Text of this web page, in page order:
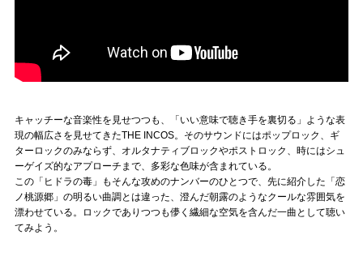
キャッチーな音楽性を見せつつも、「いい意味で聴き手を裏切る」ような表
現の幅広さを見せてきたTHE INCOS。そのサウンドにはポップロック、ギ
ターロックのみならず、オルタナティブロックやポストロック、時にはシュ
ーゲイズ的なアプローチまで、多彩な色味が含まれている。
この「ヒドラの毒」もそんな攻めのナンバーのひとつで、先に紹介した「恋
ノ桃源郷」の明るい曲調とは違った、澄んだ朝露のようなクールな雰囲気を
漂わせている。ロックでありつつも儚く繊細な空気を含んだ一曲として聴い
てみよう。